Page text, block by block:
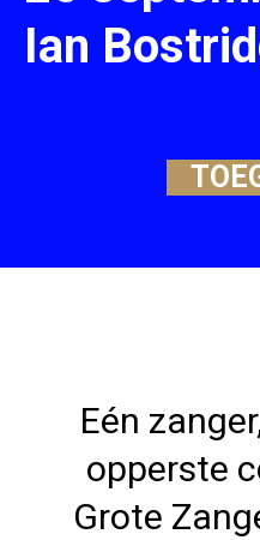
Ian
Eén
opperste
Grote